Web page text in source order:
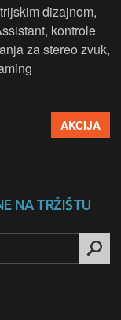
dizajnom,
kontrole
za stereo zvuk,
AKCIJA
NA TRŽIŠTU